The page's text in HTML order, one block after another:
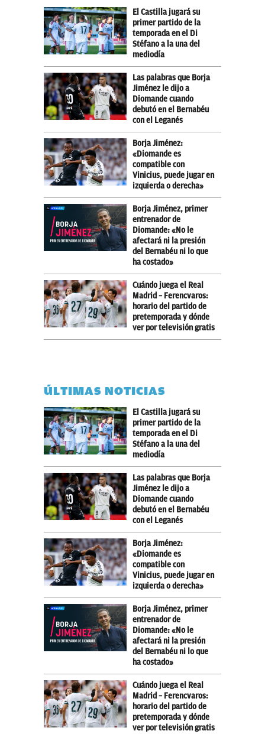
El Castilla jugará su
primer partido de la
temporada en el Di
Stéfano a la una del
mediodía
Las palabras que Borja
Jiménez le dijo a
Diomande cuando
debutó en el Bernabéu
con el Leganés
Borja Jiménez:
«Diomande es
compatible con
Vinicius, puede jugar en
izquierda o derecha»
Borja Jiménez, primer
entrenador de
Diomande: «No le
afectará ni la presión
del Bernabéu ni lo que
ha costado»
Cuándo juega el Real
Madrid – Ferencvaros:
horario del partido de
pretemporada y dónde
ver por televisión gratis
ÚLTIMAS NOTICIAS
El Castilla jugará su
primer partido de la
temporada en el Di
Stéfano a la una del
mediodía
Las palabras que Borja
Jiménez le dijo a
Diomande cuando
debutó en el Bernabéu
con el Leganés
Borja Jiménez:
«Diomande es
compatible con
Vinicius, puede jugar en
izquierda o derecha»
Borja Jiménez, primer
entrenador de
Diomande: «No le
afectará ni la presión
del Bernabéu ni lo que
ha costado»
Cuándo juega el Real
Madrid – Ferencvaros:
horario del partido de
pretemporada y dónde
ver por televisión gratis